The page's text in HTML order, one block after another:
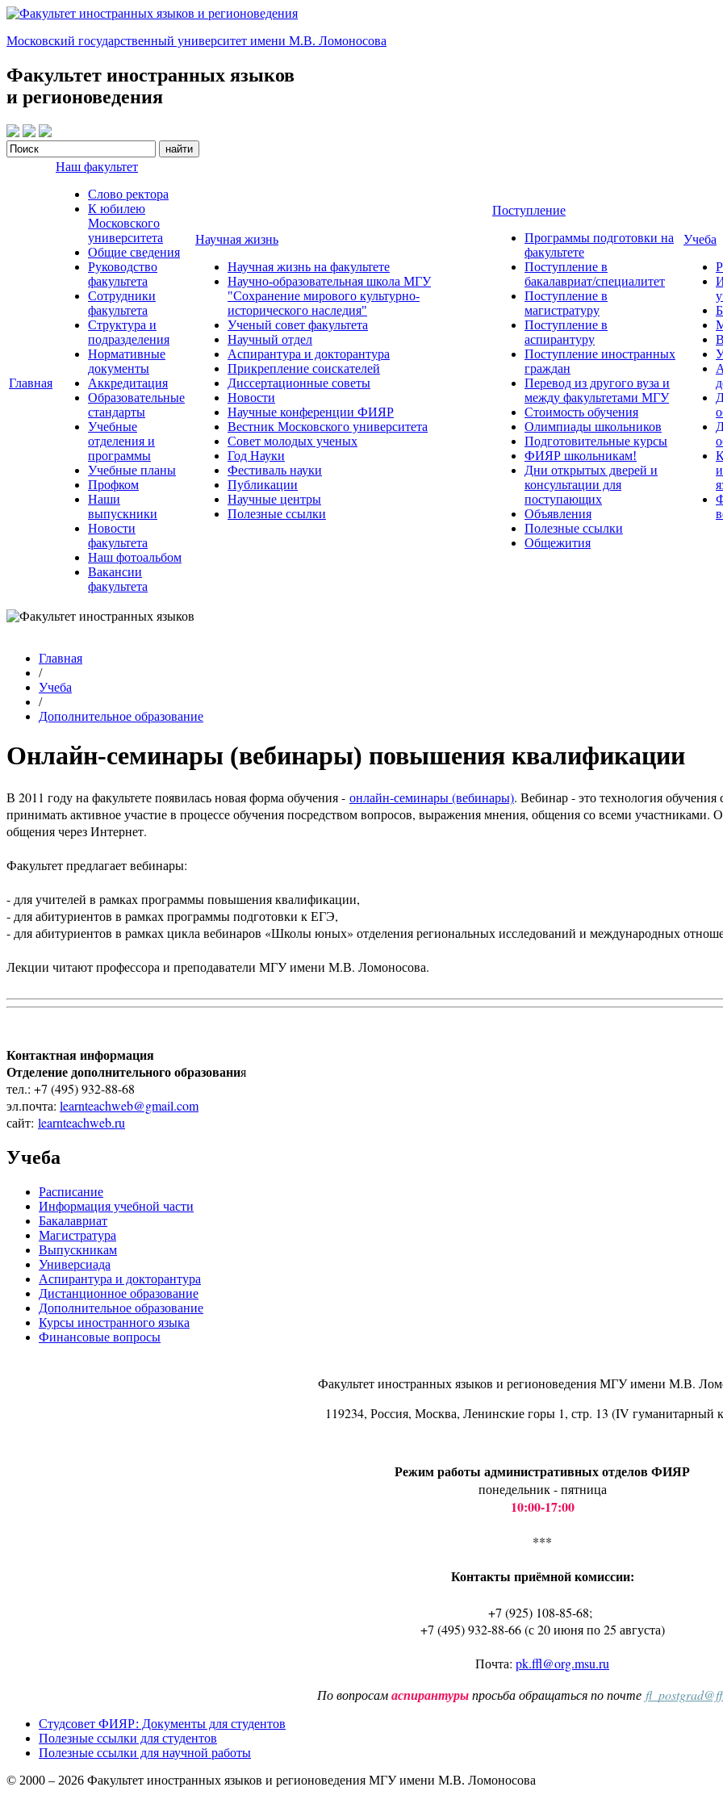
Московский государственный университет имени М.В. Ломоносова
Факультет иностранных языков
и регионоведения
Главная
Наш факультет
Слово ректора
К юбилею
Московского
университета
Общие сведения
Руководство
факультета
Сотрудники
факультета
Структура и
подразделения
Нормативные
документы
Аккредитация
Образовательные
стандарты
Учебные
отделения и
программы
Учебные планы
Профком
Наши
выпускники
Новости
факультета
Наш фотоальбом
Вакансии
факультета
Научная жизнь
Научная жизнь на факультете
Научно-образовательная школа МГУ
"Сохранение мирового культурно-
исторического наследия"
Ученый совет факультета
Научный отдел
Аспирантура и докторантура
Прикрепление соискателей
Диссертационные советы
Новости
Научные конференции ФИЯР
Вестник Московского университета
Совет молодых ученых
Год Науки
Фестиваль науки
Публикации
Научные центры
Полезные ссылки
Поступление
Программы подготовки на
факультете
Поступление в
бакалавриат/специалитет
Поступление в
магистратуру
Поступление в
аспирантуру
Поступление иностранных
граждан
Перевод из другого вуза и
между факультетами МГУ
Стоимость обучения
Олимпиады школьников
Подготовительные курсы
ФИЯР школьникам!
Дни открытых дверей и
консультации для
поступающих
Объявления
Полезные ссылки
Общежития
Учеба
Главная
/
Учеба
/
Дополнительное образование
Онлайн-семинары (вебинары) повышения квалификации
В 2011 году на факультете появилась новая форма обучения - онлайн-семинары (вебинары). Вебинар - это технология
принимать активное участие в процессе обучения посредством вопросов, выражения мнения, общения со всеми участниками.
общения через Интернет.
Факультет предлагает вебинары:
- для учителей в рамках программы повышения квалификации,
- для абитуриентов в рамках программы подготовки к ЕГЭ,
- для абитуриентов в рамках цикла вебинаров «Школы юных» отделения региональных исследований и международных
Лекции читают профессора и преподаватели МГУ имени М.В. Ломоносова.
Контактная информация
Отделение дополнительного образования
тел.: +7 (495) 932-88-68
эл.почта: learnteachweb@gmail.com
сайт: learnteachweb.ru
Учеба
Расписание
Информация учебной части
Бакалавриат
Магистратура
Выпускникам
Универсиада
Аспирантура и докторантура
Дистанционное образование
Дополнительное образование
Курсы иностранного языка
Финансовые вопросы
Факультет иностранных языков и регионоведения МГУ имени М.В.
119234, Россия, Москва, Ленинские горы 1, стр. 13 (IV гуманитарный
Режим работы административных отделов ФИЯР
понедельник - пятница
10:00-17:00
***
Контакты приёмной комиссии:
+7 (925) 108-85-68;
+7 (495) 932-88-66 (с 20 июня по 25 августа)
Почта: pk.ffl@org.msu.ru
По вопросамаспирантурыпросьба обращаться по почте
Студсовет ФИЯР: Документы для студентов
Полезные ссылки для студентов
Полезные ссылки для научной работы
© 2000 – 2026 Факультет иностранных языков и регионоведения МГУ имени М.В. Ломоносова